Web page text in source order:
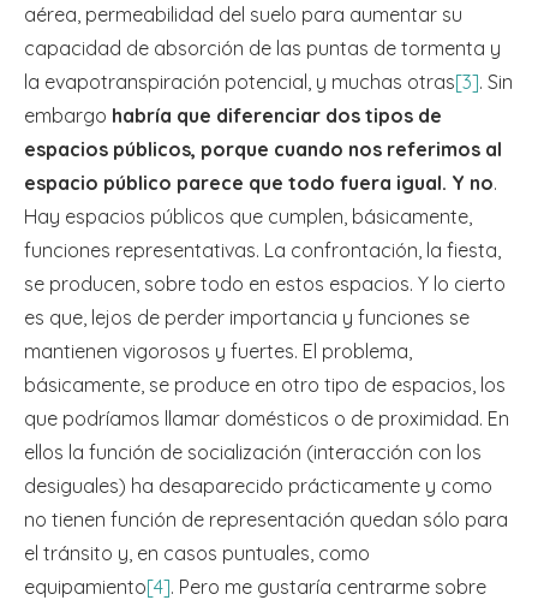
aérea, permeabilidad del suelo para aumentar su
capacidad de absorción de las puntas de tormenta y
la evapotranspiración potencial, y muchas otras[3]. Sin
embargo habría que diferenciar dos tipos de
espacios públicos, porque cuando nos referimos al
espacio público parece que todo fuera igual. Y no.
Hay espacios públicos que cumplen, básicamente,
funciones representativas. La confrontación, la fiesta,
se producen, sobre todo en estos espacios. Y lo cierto
es que, lejos de perder importancia y funciones se
mantienen vigorosos y fuertes. El problema,
básicamente, se produce en otro tipo de espacios, los
que podríamos llamar domésticos o de proximidad. En
ellos la función de socialización (interacción con los
desiguales) ha desaparecido prácticamente y como
no tienen función de representación quedan sólo para
el tránsito y, en casos puntuales, como
equipamiento[4]. Pero me gustaría centrarme sobre